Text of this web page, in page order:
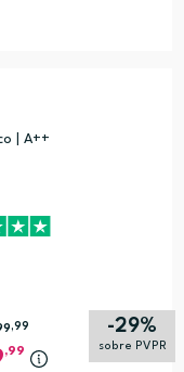
| A++
-29%
sobre PVPR
,99
,99